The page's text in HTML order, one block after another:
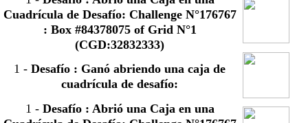
Cuadrícula de Desafío: Challenge N°176767
: Box #84378075 of Grid N°1
(CGD:32832333)
1 -Desafío : Ganó abriendo una caja de
cuadrícula de desafío:
1 - Desafío : Abrió una Caja en una